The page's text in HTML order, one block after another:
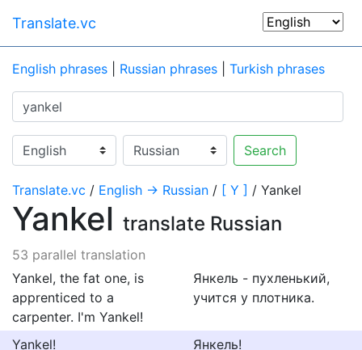
Translate.vc
English phrases Russian phrases Turkish phrases
Search
Translate.vc / English → Russian / [ Y ] / Yankel
Yankel translate Russian
53 parallel translation
Yankel, the fat one, is
apprenticed to a
carpenter. I'm Yankel!
Янкель - пухленький,
учится у плотника.
Yankel!
Янкель!